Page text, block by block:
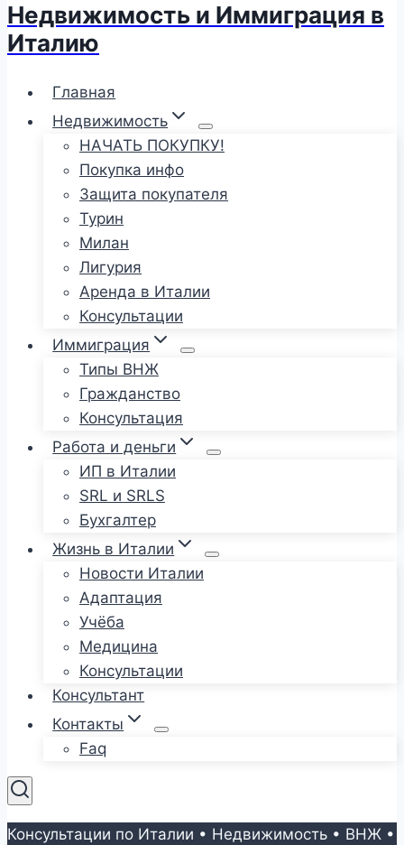
Недвижимость и Иммиграция в
Италию
Главная
Недвижимость
НАЧАТЬ ПОКУПКУ!
Покупка инфо
Защита покупателя
Турин
Милан
Лигурия
Аренда в Италии
Консультации
Иммиграция
Типы ВНЖ
Гражданство
Консультация
Работа и деньги
ИП в Италии
SRL и SRLS
Бухгалтер
Жизнь в Италии
Новости Италии
Адаптация
Учёба
Медицина
Консультации
Консультант
Контакты
Faq
Консультации по Италии • Недвижимость • ВНЖ •